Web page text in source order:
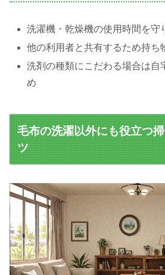
洗濯機・乾燥機の使用時間を守
他の利用者と共有するため持ち
洗剤の種類にこだわる場合は自
め
毛布の洗濯以外にも役立つ
ツ